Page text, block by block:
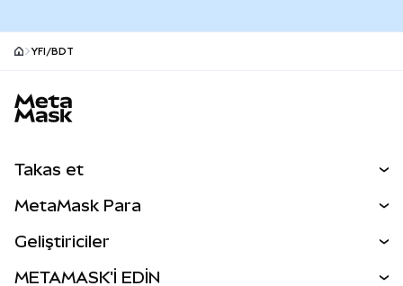
YFI/BDT
Takas et
Perps
MetaMask Para
Geliştiriciler
METAMASK'İ EDİN